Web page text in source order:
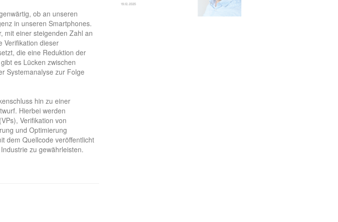
ob an unseren
in unseren Smartphones.
mit einer steigenden Zahl an
Verifikation dieser
die eine Reduktion der
es Lücken zwischen
Systemanalyse zur Folge
hin zu einer
Hierbei werden
Verifikation von
und Optimierung
dem Quellcode veröffentlicht
zu gewährleisten.